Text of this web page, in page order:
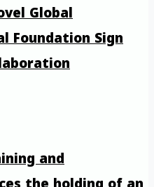
Global
Foundation Sign
and